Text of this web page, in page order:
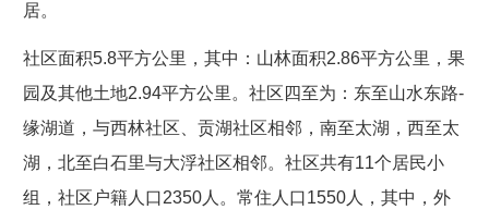
居。
社区面积5.8平方公里，其中：山林面积2.86平方公里，果
园及其他土地2.94平方公里。社区四至为：东至山水东路-
缘湖道，与西林社区、贡湖社区相邻，南至太湖，西至太
湖，北至白石里与大浮社区相邻。社区共有11个居民小
组，社区户籍人口2350人。常住人口1550人，其中，外